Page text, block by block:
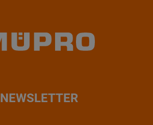
NEWSLETTER